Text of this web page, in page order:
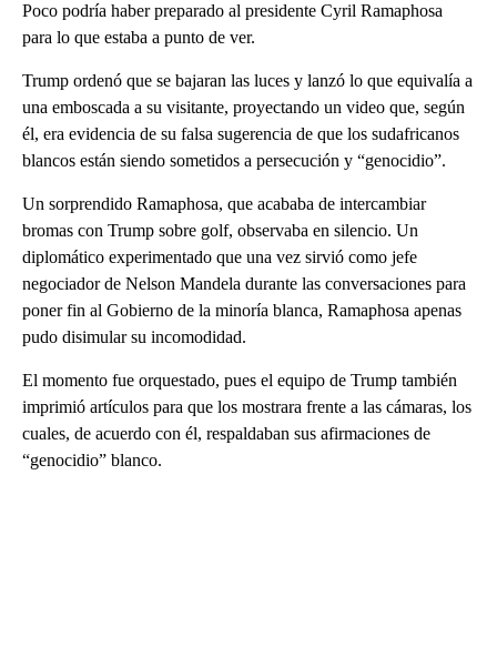
Poco podría haber preparado al presidente Cyril Ramaphosa
para lo que estaba a punto de ver.
Trump ordenó que se bajaran las luces y lanzó lo que equivalía a
una emboscada a su visitante, proyectando un video que, según
él, era evidencia de su falsa sugerencia de que los sudafricanos
blancos están siendo sometidos a persecución y “genocidio”.
Un sorprendido Ramaphosa, que acababa de intercambiar
bromas con Trump sobre golf, observaba en silencio. Un
diplomático experimentado que una vez sirvió como jefe
negociador de Nelson Mandela durante las conversaciones para
poner fin al Gobierno de la minoría blanca, Ramaphosa apenas
pudo disimular su incomodidad.
El momento fue orquestado, pues el equipo de Trump también
imprimió artículos para que los mostrara frente a las cámaras, los
cuales, de acuerdo con él, respaldaban sus afirmaciones de
“genocidio” blanco.